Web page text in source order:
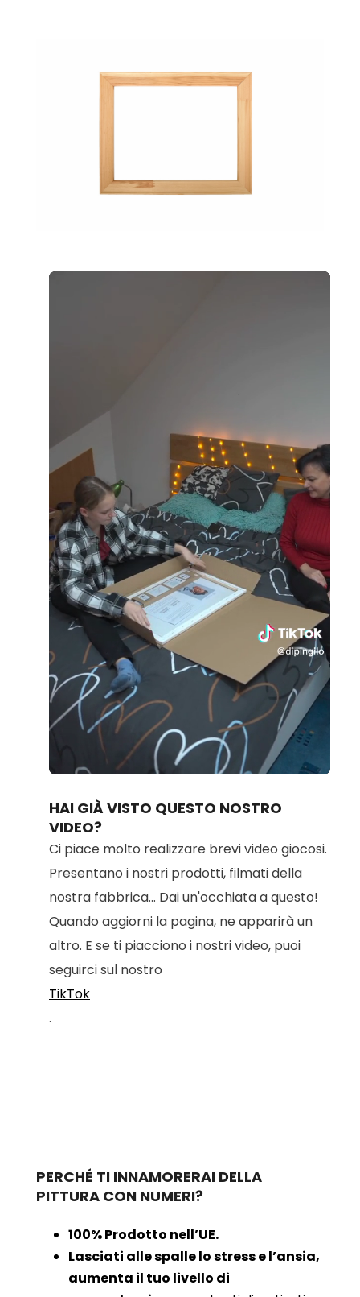
Unmute Loaded
HAI GIÀ VISTO QUESTO NOSTRO
VIDEO?
Ci piace molto realizzare brevi video giocosi.
Presentano i nostri prodotti, filmati della
nostra fabbrica... Dai un'occhiata a questo!
Quando aggiorni la pagina, ne apparirà un
altro. E se ti piacciono i nostri video, puoi
seguirci sul nostro
TikTok
.
PERCHÉ TI INNAMORERAI DELLA
PITTURA CON NUMERI?
100% Prodotto nell’UE.
Lasciati alle spalle lo stress e l’ansia,
aumenta il tuo livello di